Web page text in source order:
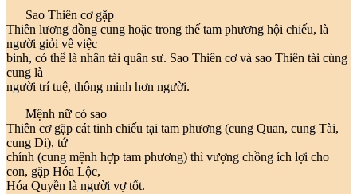
Sao Thiên cơ gặp
Thiên lương đồng cung hoặc trong thế tam phương hội chiếu, là
người giỏi về việc
binh, có thể là nhân tài quân sư. Sao Thiên cơ và sao Thiên tài cùng
cung là
người trí tuệ, thông minh hơn người.
Mệnh nữ có sao
Thiên cơ gặp cát tinh chiếu tại tam phương (cung Quan, cung Tài,
cung Di), tứ
chính (cung mệnh hợp tam phương) thì vượng chồng ích lợi cho
con, gặp Hóa Lộc,
Hóa Quyền là người vợ tốt.